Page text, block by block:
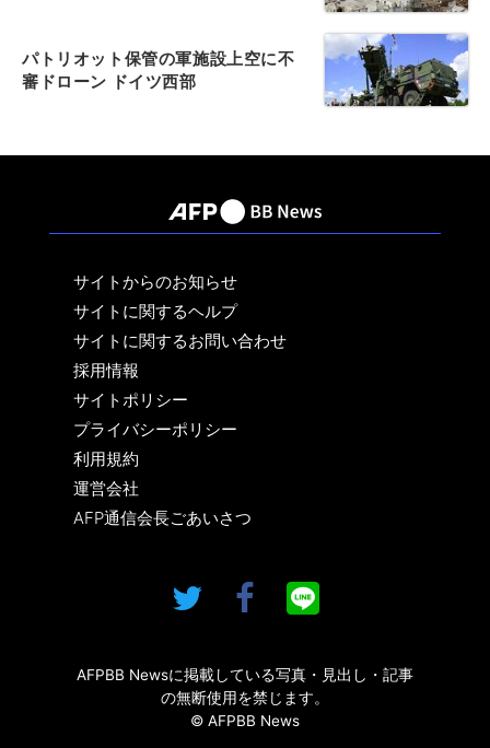
パトリオット保管の軍施設上空に不
審ドローン ドイツ西部
サイトからのお知らせ
サイトに関するヘルプ
サイトに関するお問い合わせ
採用情報
サイトポリシー
プライバシーポリシー
利用規約
運営会社
AFP通信会長ごあいさつ
AFPBB Newsに掲載している写真・見出し・記事
の無断使用を禁じます。
© AFPBB News